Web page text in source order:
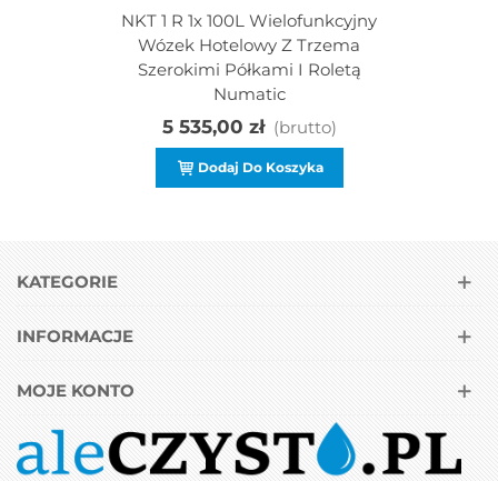
NKT 1 R 1x 100L Wielofunkcyjny
Wózek Hotelowy Z Trzema
Szerokimi Półkami I Roletą
Numatic
5 535,00 zł (brutto)
Dodaj Do Koszyka
KATEGORIE
INFORMACJE
MOJE KONTO